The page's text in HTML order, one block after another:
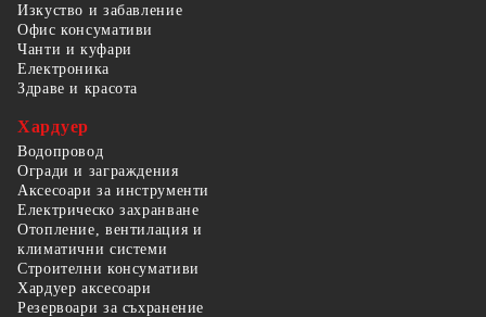
Изкуство и забавление
Офис консумативи
Чанти и куфари
Електроника
Здраве и красота
Хардуер
Водопровод
Огради и заграждения
Аксесоари за инструменти
Електрическо захранване
Отопление, вентилация и
климатични системи
Строителни консумативи
Хардуер аксесоари
Резервоари за съхранение